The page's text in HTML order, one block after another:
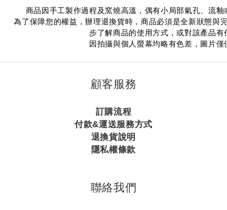
商品因手工製作過程及窯燒高溫，偶有小局部氣孔、流
為了保障您的權益，辦理退換貨時，商品必須是全新狀態與
步了解商品的使用方式，或對該產品
因拍攝與個人螢幕均略有色差，圖片
顧客服務
訂購流程
付款&運送服務方式
退換貨說明
隱私權條款
聯絡我們